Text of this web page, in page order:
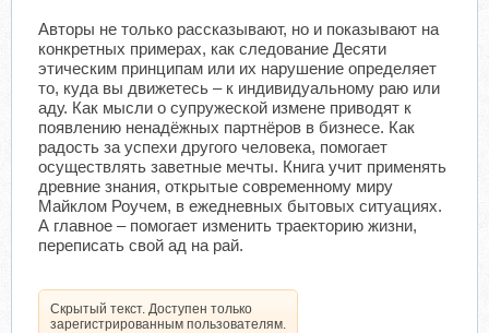
Авторы не только рассказывают, но и показывают на
конкретных примерах, как следование Десяти
этическим принципам или их нарушение определяет
то, куда вы движетесь – к индивидуальному раю или
аду. Как мысли о супружеской измене приводят к
появлению ненадёжных партнёров в бизнесе. Как
радость за успехи другого человека, помогает
осуществлять заветные мечты. Книга учит применять
древние знания, открытые современному миру
Майклом Роучем, в ежедневных бытовых ситуациях.
А главное – помогает изменить траекторию жизни,
переписать свой ад на рай.
Скрытый текст. Доступен только
зарегистрированным пользователям.